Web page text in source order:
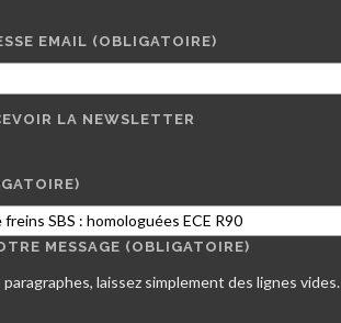
EMAIL (OBLIGATOIRE)
LA NEWSLETTER
TEXTE DE VOTRE MESSAGE (OBLIGATOIRE)
laissez simplement des lignes vides.